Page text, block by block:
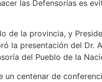
las Defensorías es
la provincia, y
la presentación del Dr.
del Pueblo de la
centenar de